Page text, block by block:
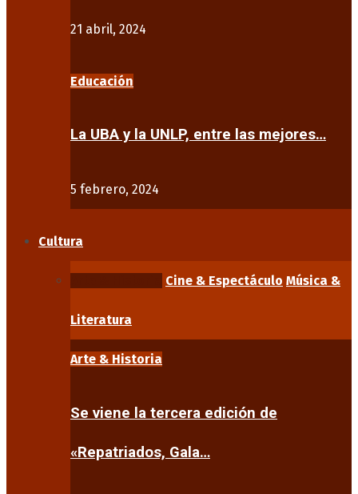
21 abril, 2024
Educación
La UBA y la UNLP, entre las mejores…
5 febrero, 2024
Cultura
Cine & Espectáculo Música &
Literatura
Arte & Historia
Se viene la tercera edición de
«Repatriados, Gala…